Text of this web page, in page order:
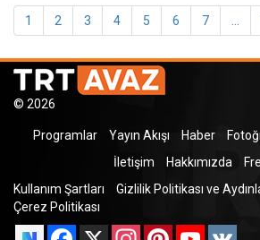
1 2 3 4 5 6 7
© 2026
Programlar Yayın Akışı Haber
İletişim
Hakkımızda
Kullanım Şartları
Gizlilik Politikası ve
Çerez Politikası
Facebook
X InstagramPinterestYouTube